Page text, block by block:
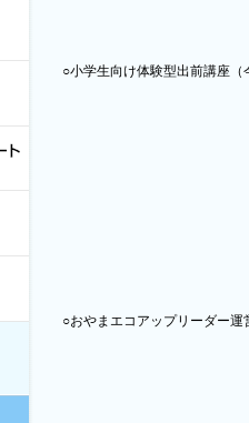
○小学生向け体験型出前講座（
○おやまエコアップリーダー